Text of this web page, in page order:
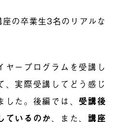
の卒業生3名のリアルな
ヤープログラムを受講し
、実際受講してどう感じ
た。後編では、 受講後
ているのか、また、 講座